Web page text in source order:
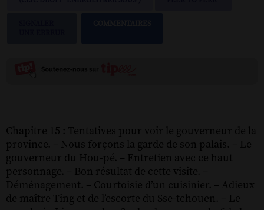
Chapitre 15 : Tentatives pour voir le gouverneur de la
province. – Nous forçons la garde de son palais. – Le
gouverneur du Hou-pé. – Entretien avec ce haut
personnage. – Bon résultat de cette visite. –
Déménagement. – Courtoisie d’un cuisinier. – Adieux
de maître Ting et de l’escorte du Sse-tchouen. – Le